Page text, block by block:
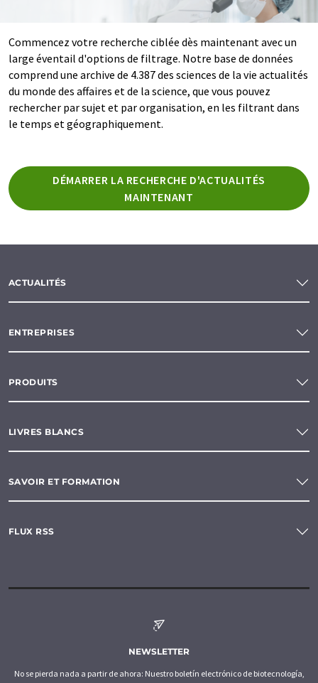
Commencez votre recherche ciblée dès maintenant avec un
large éventail d'options de filtrage. Notre base de données
comprend une archive de 4.387 des sciences de la vie actualités
du monde des affaires et de la science, que vous pouvez
rechercher par sujet et par organisation, en les filtrant dans
le temps et géographiquement.
DÉMARRER LA RECHERCHE D'ACTUALITÉS
MAINTENANT
ACTUALITÉS
ENTREPRISES
PRODUITS
LIVRES BLANCS
SAVOIR ET FORMATION
FLUX RSS
NEWSLETTER
No se pierda nada a partir de ahora: Nuestro boletín electrónico de biotecnología,